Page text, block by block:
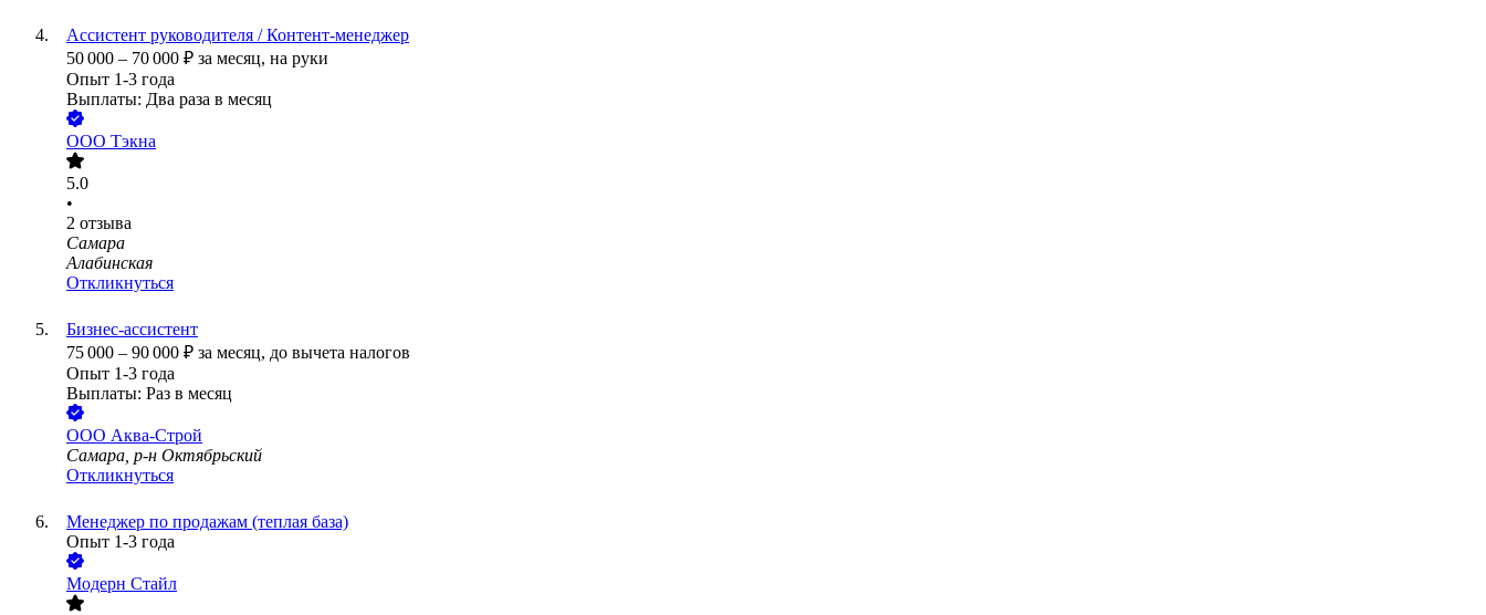
Ассистент руководителя / Контент-менеджер
50 000 – 70 000 ₽ за месяц, на руки
Опыт 1-3 года
Выплаты: Два раза в месяц
ООО Тэкна
5.0
•
2 отзыва
Самара
Алабинская
Откликнуться
Бизнес-ассистент
75 000 – 90 000 ₽ за месяц, до вычета налогов
Опыт 1-3 года
Выплаты: Раз в месяц
ООО Аква-Строй
Самара, р-н Октябрьский
Откликнуться
Менеджер по продажам (теплая база)
Опыт 1-3 года
Модерн Стайл